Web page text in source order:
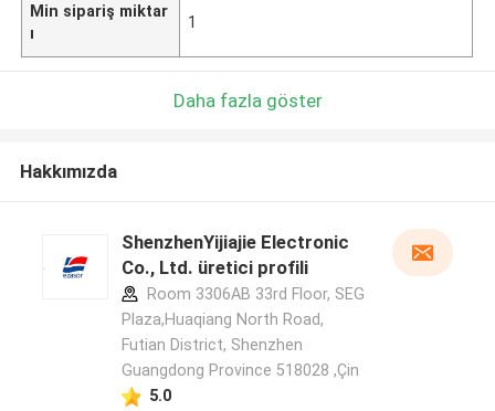
Min sipariş miktar
ı
1
Daha fazla göster
Hakkımızda
ShenzhenYijiajie Electronic
Co., Ltd. üretici profili
Room 3306AB 33rd Floor, SEG
Plaza,Huaqiang North Road,
Futian District, Shenzhen
Guangdong Province 518028 ,Çin
5.0